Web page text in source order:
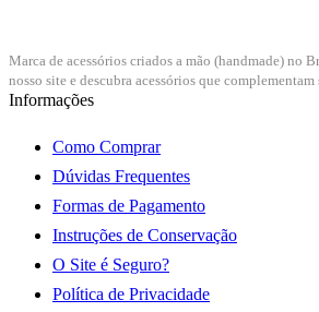
Marca de acessórios criados a mão (handmade) no
nosso site e descubra acessórios que
Informações
Como Comprar
Dúvidas Frequentes
Formas de Pagamento
Instruções de Conservação
O Site é Seguro?
Política de Privacidade